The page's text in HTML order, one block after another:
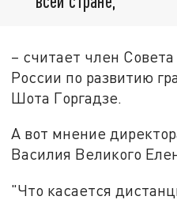
– считает член
России по развитию
Шота Горгадзе.
А вот мнение
Василия Великого
"Что касается